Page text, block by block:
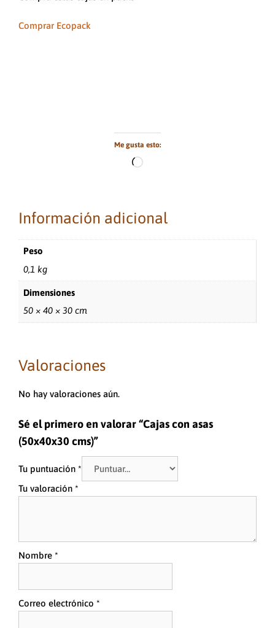
Comprar Ecopack
Me gusta esto:
Cargando...
Información adicional
Peso
0,1 kg
Dimensiones
50 × 40 × 30 cm
Valoraciones
No hay valoraciones aún.
Sé el primero en valorar “Cajas con asas
(50x40x30 cms)”
Tu puntuación *
Tu valoración *
Nombre *
Correo electrónico *